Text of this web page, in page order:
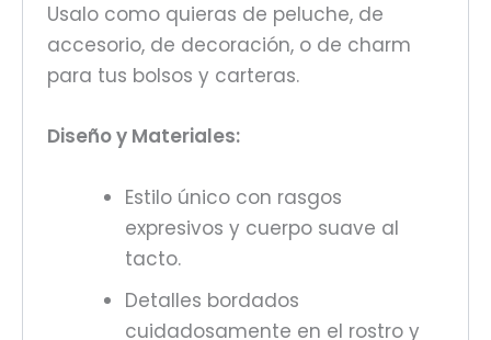
Usalo como quieras de peluche, de
accesorio, de decoración, o de charm
para tus bolsos y carteras.
Diseño y Materiales:
Estilo único con rasgos
expresivos y cuerpo suave al
tacto.
Detalles bordados
cuidadosamente en el rostro y